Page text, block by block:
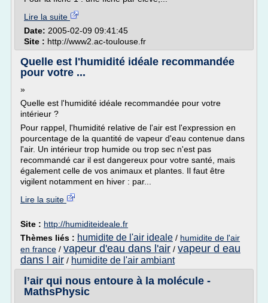
Lire la suite
Date: 2005-02-09 09:41:45
Site : http://www2.ac-toulouse.fr
Quelle est l'humidité idéale recommandée
pour votre ...
»
Quelle est l'humidité idéale recommandée pour votre
intérieur ?
Pour rappel, l'humidité relative de l'air est l'expression en
pourcentage de la quantité de vapeur d'eau contenue dans
l'air. Un intérieur trop humide ou trop sec n'est pas
recommandé car il est dangereux pour votre santé, mais
également celle de vos animaux et plantes. Il faut être
vigilent notamment en hiver : par...
Lire la suite
Site : http://humiditeideale.fr
Thèmes liés : humidite de l'air ideale / humidite de l'air
en france / vapeur d'eau dans l'air / vapeur d eau
dans l air / humidite de l'air ambiant
l’air qui nous entoure à la molécule -
MathsPhysic